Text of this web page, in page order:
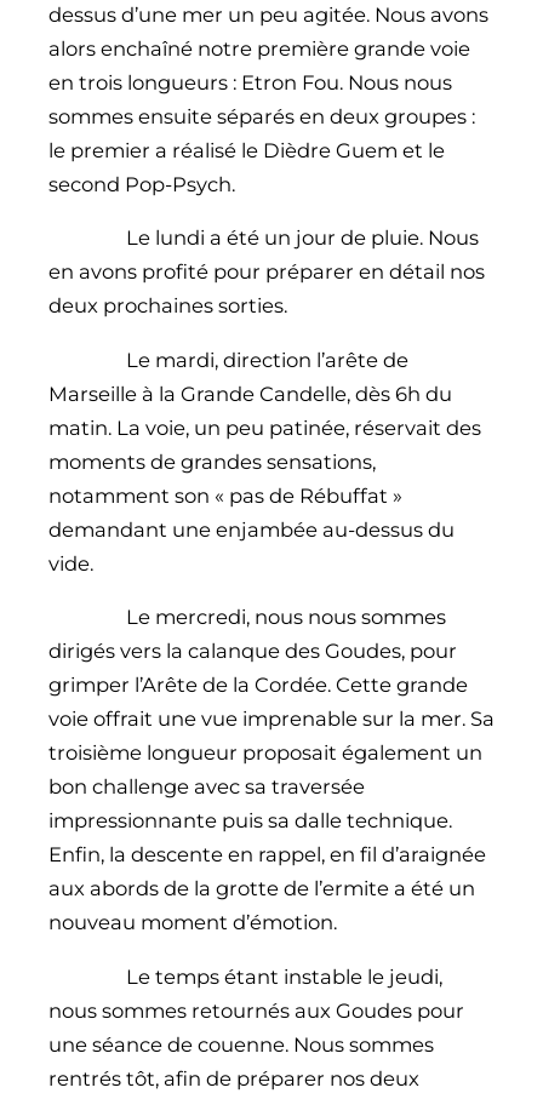
dessus d’une mer un peu agitée. Nous avons
alors enchaîné notre première grande voie
en trois longueurs : Etron Fou. Nous nous
sommes ensuite séparés en deux groupes :
le premier a réalisé le Dièdre Guem et le
second Pop-Psych.
Le lundi a été un jour de pluie. Nous
en avons profité pour préparer en détail nos
deux prochaines sorties.
Le mardi, direction l’arête de
Marseille à la Grande Candelle, dès 6h du
matin. La voie, un peu patinée, réservait des
moments de grandes sensations,
notamment son « pas de Rébuffat »
demandant une enjambée au-dessus du
vide.
Le mercredi, nous nous sommes
dirigés vers la calanque des Goudes, pour
grimper l’Arête de la Cordée. Cette grande
voie offrait une vue imprenable sur la mer. Sa
troisième longueur proposait également un
bon challenge avec sa traversée
impressionnante puis sa dalle technique.
Enfin, la descente en rappel, en fil d’araignée
aux abords de la grotte de l’ermite a été un
nouveau moment d’émotion.
Le temps étant instable le jeudi,
nous sommes retournés aux Goudes pour
une séance de couenne. Nous sommes
rentrés tôt, afin de préparer nos deux